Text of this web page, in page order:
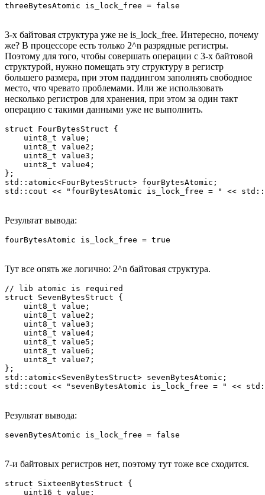
threeBytesAtomic is_lock_free = false
3-х байтовая структура уже не is_lock_free. Интересно, почему
же? В процессоре есть только 2^n разрядные регистры.
Поэтому для того, чтобы совершать операции с 3-х байтовой
структурой, нужно помещать эту структуру в регистр
большего размера, при этом паддингом заполнять свободное
место, что чревато проблемами. Или же использовать
несколько регистров для хранения, при этом за один такт
операцию с такими данными уже не выполнить.
struct FourBytesStruct {
    uint8_t value;
    uint8_t value2;
    uint8_t value3;
    uint8_t value4;
};
std::atomic<FourBytesStruct> fourBytesAtomic;
std::cout << "fourBytesAtomic is_lock_free = " <<
Результат вывода:
fourBytesAtomic is_lock_free = true
Тут все опять же логично: 2^n байтовая структура.
// lib atomic is required
struct SevenBytesStruct {
    uint8_t value;
    uint8_t value2;
    uint8_t value3;
    uint8_t value4;
    uint8_t value5;
    uint8_t value6;
    uint8_t value7;
};
std::atomic<SevenBytesStruct> sevenBytesAtomic;
std::cout << "sevenBytesAtomic is_lock_free = " <<
Результат вывода:
sevenBytesAtomic is_lock_free = false
7-и байтовых регистров нет, поэтому тут тоже все сходится.
struct SixteenBytesStruct {
    uint16_t value;